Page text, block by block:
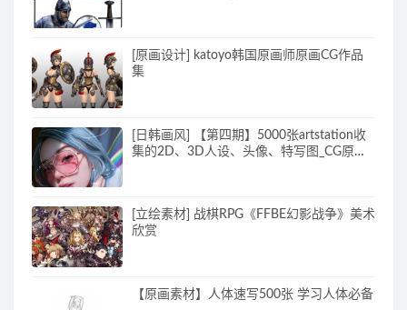
[原画设计] katoyo韩国原画师原画CG作品
集
[日韩画风] 【第四期】5000张artstation收
集的2D、3D人设、头像、特写图_CG原画
[立绘素材] 战棋RPG《FFBE幻影战争》美术
欣赏
【原画素材】人体速写500张 学习人体必备